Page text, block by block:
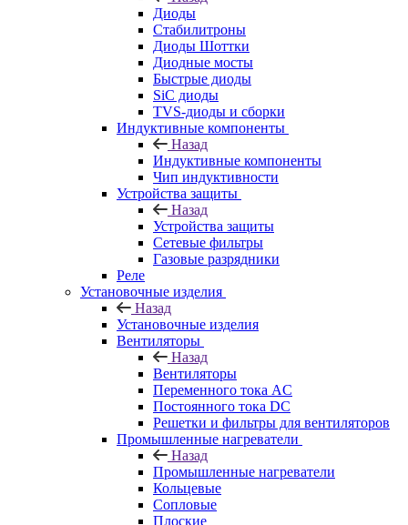
Диоды
Стабилитроны
Диоды Шоттки
Диодные мосты
Быстрые диоды
SiC диоды
TVS-диоды и сборки
Индуктивные компоненты
Назад
Индуктивные компоненты
Чип индуктивности
Устройства защиты
Назад
Устройства защиты
Сетевые фильтры
Газовые разрядники
Реле
Установочные изделия
Назад
Установочные изделия
Вентиляторы
Назад
Вентиляторы
Переменного тока AC
Постоянного тока DC
Решетки и фильтры для вентиляторов
Промышленные нагреватели
Назад
Промышленные нагреватели
Кольцевые
Сопловые
Плоские